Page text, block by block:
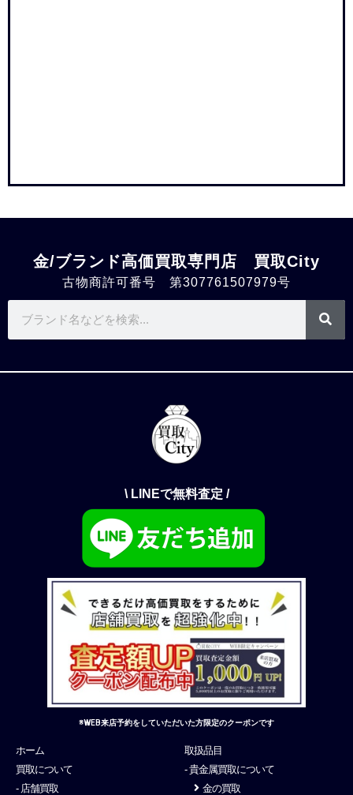
金/ブランド高価買取専門店 買取City
古物商許可番号 第307761507979号
\ LINEで無料査定 /
※WEB来店予約をしていただいた方限定のクーポンです
ホーム
買取について
- 店舗買取
取扱品目
- 貴金属買取について
金の買取